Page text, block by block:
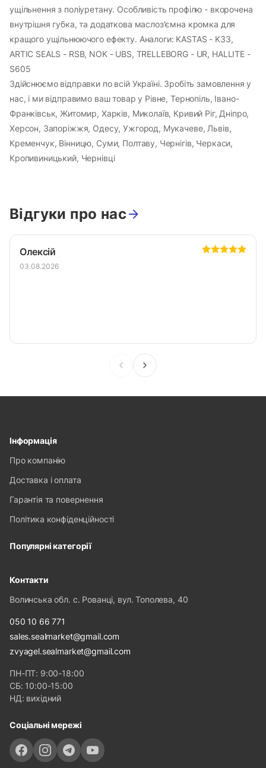
ущільнення з поліуретану. Особливість профілю - вкорочена
внутрішня губка, та додаткова маслоз'ємна кромка для
кращого ущільнюючого ефекту. Аналоги: KASTAS - K33,
ARTIC SEALS - RSB, NOK - UBS, TRELLEBORG - UR, HALLITE -
S605
Здійснюємо відправки по всій Україні. Зробіть замовлення у
нас, і ми відправимо ваш товар у Рівне, Тернопіль, Івано-
Франківськ, Житомир, Харків, Миколаїв, Кривий Ріг, Дніпро,
Херсон, Запоріжжя, Одесу, Ужгород, Мукачеве, Львів,
Кременчук, Вінницю, Суми, Полтаву, Чернігів, Черкаси,
Кропивиницький, Чернівці
Відгуки про нас
Олексій
03.08.2026
Інформація
Про компанію
Доставка і оплата
Гарантія та повернення
Політика конфіденційності
Популярні категорії
Контакти
Волинська обл. с. Рованці, вул. Тополева, 40
050 10 66 771
sales.sealmarket@gmail.com
zvyagel.sealmarket@gmail.com
ПН-ПТ: 9:00-18:00
СБ: 10:00-15:00
НД: вихідний
Соціальні мережі